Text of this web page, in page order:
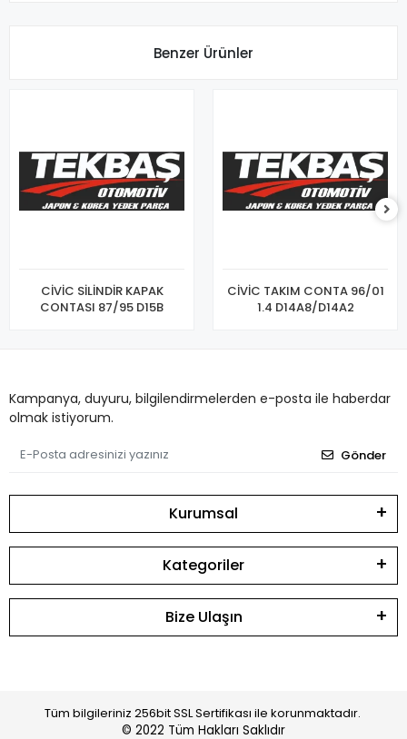
Benzer Ürünler
CİVİC SİLİNDİR KAPAK
CONTASI 87/95 D15B
CİVİC TAKIM CONTA 96/01
1.4 D14A8/D14A2
Kampanya, duyuru, bilgilendirmelerden e-posta ile haberdar
olmak istiyorum.
Gönder
Kurumsal
Kategoriler
Bize Ulaşın
Tüm bilgileriniz 256bit SSL Sertifikası ile korunmaktadır.
© 2022 Tüm Hakları Saklıdır